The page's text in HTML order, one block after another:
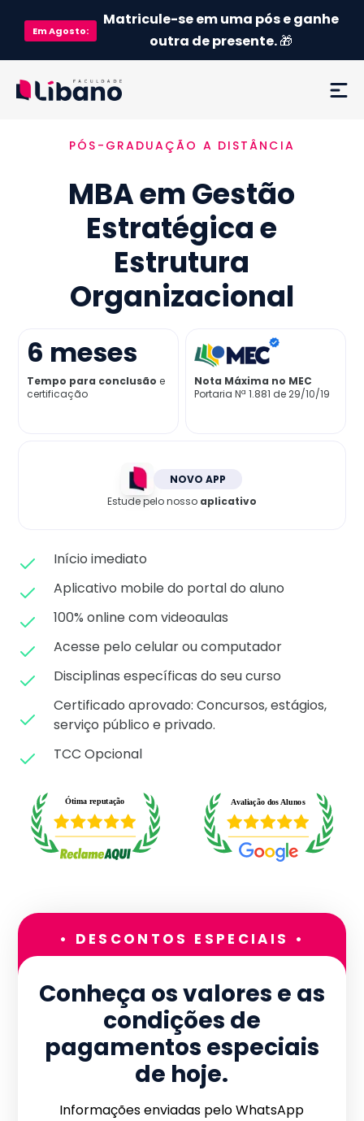
EmAgosto:
Matricule-se em uma pós e ganhe
outra de presente.🎁
Ementa
Como funciona
Credenciamento MEC
Matricule-se
PÓS-GRADUAÇÃO A DISTÂNCIA
MBA em Gestão
Estratégica e
Estrutura
Organizacional
6 meses
Tempo para conclusão e
certificação
Nota Máxima no MEC
Portaria Nª 1.881 de 29/10/19
NOVO APP
Estude pelo nosso aplicativo
Início imediato
Aplicativo mobile do portal do aluno
100% online com videoaulas
Acesse pelo celular ou computador
Disciplinas específicas do seu curso
Certificado aprovado: Concursos, estágios,
serviço público e privado.
TCC Opcional
• DESCONTOS ESPECIAIS •
Conheça os valores e as
condições de
pagamentos especiais
de hoje.
Informações enviadas pelo WhatsApp